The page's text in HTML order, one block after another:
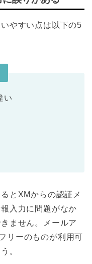
やすい点は以下の5
い
とXMからの認証メ
入力に問題がなか
ません。メールア
リーのものが利用可
。